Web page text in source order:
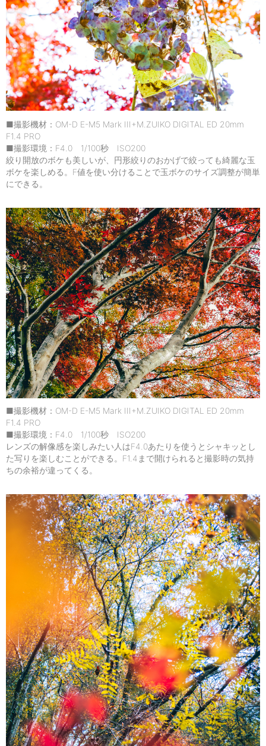
■撮影機材：OM-D E-M5 Mark III+M.ZUIKO DIGITAL ED 20mm
F1.4 PRO
■撮影環境：F4.0 1/100秒 ISO200
絞り開放のボケも美しいが、円形絞りのおかげで絞っても綺麗な玉
ボケを楽しめる。F値を使い分けることで玉ボケのサイズ調整が簡単
にできる。
■撮影機材：OM-D E-M5 Mark III+M.ZUIKO DIGITAL ED 20mm
F1.4 PRO
■撮影環境：F4.0 1/100秒 ISO200
レンズの解像感を楽しみたい人はF4.0あたりを使うとシャキッとし
た写りを楽しむことができる。F1.4まで開けられると撮影時の気持
ちの余裕が違ってくる。